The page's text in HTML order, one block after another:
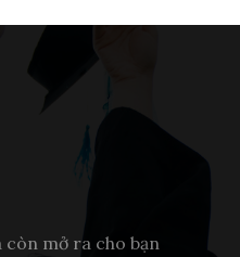
còn mở ra cho bạn